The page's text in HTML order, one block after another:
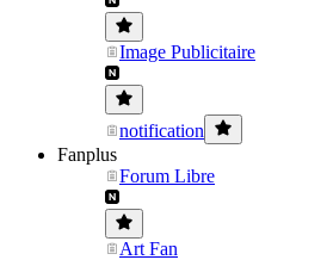
Image Publicitaire
notification
Fanplus
Forum Libre
Art Fan